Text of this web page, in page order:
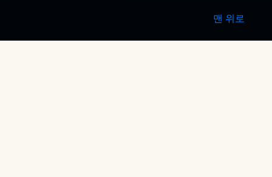
맨 위로